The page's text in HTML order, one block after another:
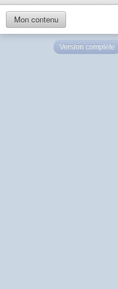
Mon contenu
Version complète